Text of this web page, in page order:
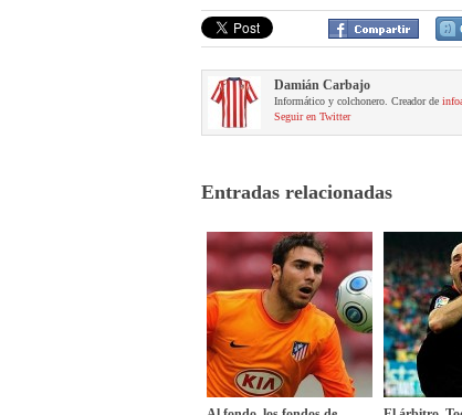
Damián Carbajo
Informático y colchonero. Creador de
Seguir en Twitter
Entradas relacionadas